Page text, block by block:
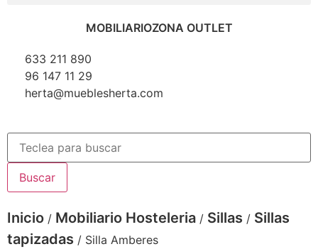
MOBILIARIOZONA OUTLET
633 211 890
96 147 11 29
herta@mueblesherta.com
Buscar
Inicio / Mobiliario Hosteleria / Sillas / Sillas
tapizadas / Silla Amberes